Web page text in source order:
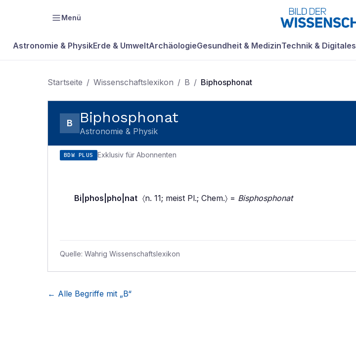
Menü
Astronomie & PhysikErde & UmweltArchäologieGesundheit & MedizinTechnik & Digitales
Startseite / Wissenschaftslexikon / B / Biphosphonat
B Biphosphonat
Astronomie & Physik
BDW PLUS Exklusiv für Abonnenten
Bi|phos|pho|nat 〈n. 11; meist Pl.; Chem.〉 = Bisphosphonat
Quelle: Wahrig Wissenschaftslexikon
← Alle Begriffe mit „B“